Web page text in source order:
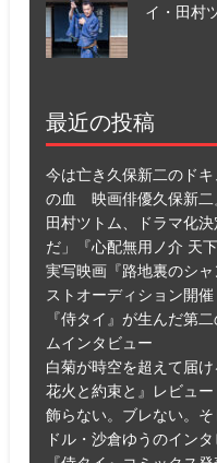
イ・田村
最近の投稿
今は亡き久保新二のド
の血 映画俳優久保新二
田村ツトム、ドラマ化
だ」『心配無用ノ介 天
実写映画『路地裏のシ
ストオーディション開催
『侍タイ』が生んだ第
ムインタビュー
白菊が時空を超えて届
花火と約束と』レビュー
飾らない。ブレない。
ドル・沙倉ゆうのイン